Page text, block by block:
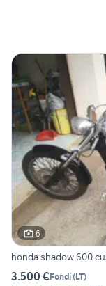
6
honda shadow 600
3.500 €Fondi(LT)